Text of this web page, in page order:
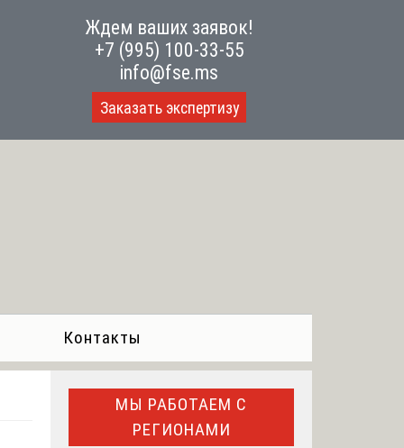
Ждем ваших заявок!
+7 (995) 100-33-55
info@fse.ms
Заказать экспертизу
Контакты
МЫ РАБОТАЕМ С
РЕГИОНАМИ